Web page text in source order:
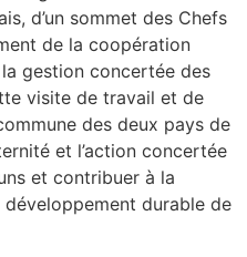
d’un sommet des Chefs
de la coopération
gestion concertée des
visite de travail et de
des deux pays de
et l’action concertée
et contribuer à la
durable de